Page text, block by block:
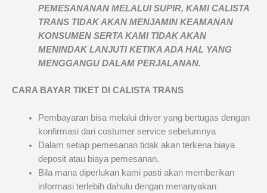
PEMESANANAN MELALUI SUPIR, KAMICALISTA
TRANSTIDAK AKAN MENJAMINKEAMANAN
KONSUMEN SERTA KAMI TIDAK AKAN
MENINDAK LANJUTI KETIKA ADA HAL YANG
MENGGANGU DALAM PERJALANAN.
CARA BAYAR TIKET DI CALISTA TRANS
Pembayaran bisa melalui driver yang bertugas dengan
konfirmasi dari costumer service sebelumnya
Dalam setiap pemesanan tidak akan terkena biaya
deposit atau biaya pemesanan.
Bila mana diperlukan kami pasti akan memberikan
informasi terlebih dahulu dengan menanyakan